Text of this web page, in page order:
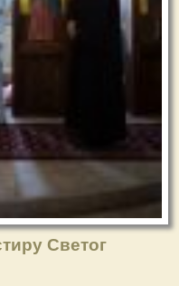
Светог